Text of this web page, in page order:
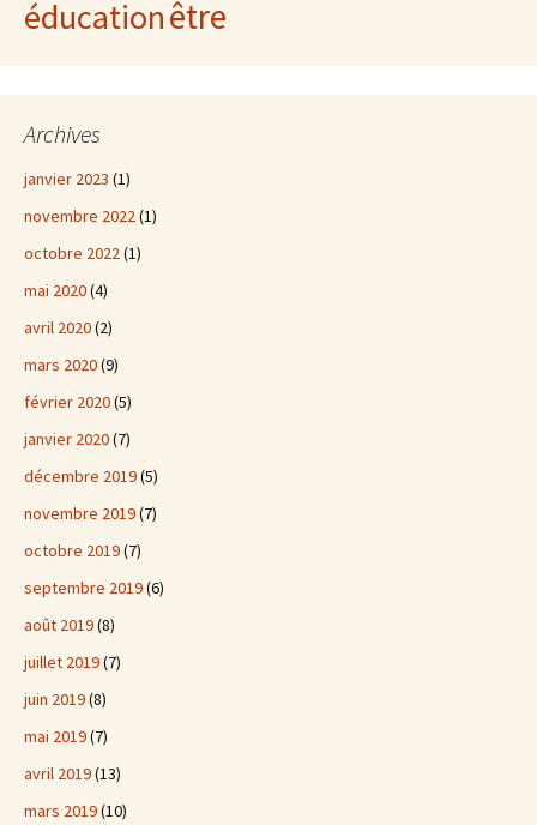
éducationêtre
Archives
janvier 2023 (1)
novembre 2022(1)
octobre 2022(1)
mai 2020(4)
avril 2020(2)
mars 2020(9)
février 2020(5)
janvier 2020(7)
décembre 2019(5)
novembre 2019(7)
octobre 2019(7)
septembre 2019(6)
août 2019(8)
juillet 2019(7)
juin 2019(8)
mai 2019(7)
avril 2019(13)
mars 2019(10)